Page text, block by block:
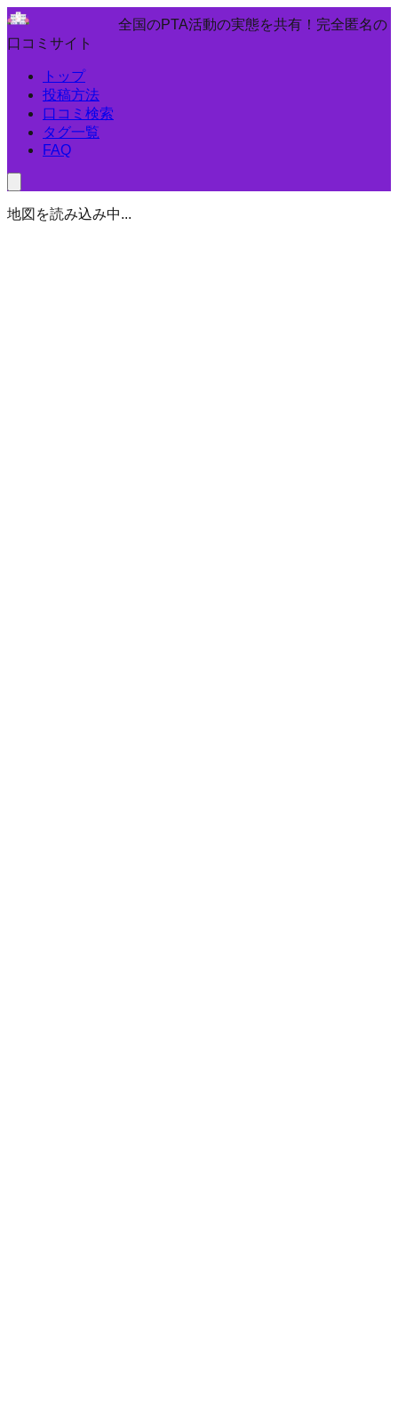
全国のPTA活動の実態を共有！完全匿名の
口コミサイト
トップ
投稿方法
口コミ検索
タグ一覧
FAQ
地図を読み込み中...